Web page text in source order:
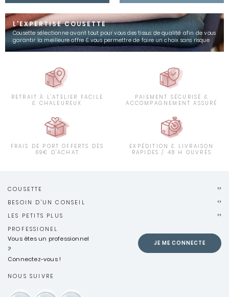
L'EXPERTISE COUSETTE
Cousette sélectionne avant tout pour vous des tissus de qualité afin de vous
garantir la meilleure offre & vous permettre de faire un choix sans risque
RETRAIT À L'ATELIER FACILE
& CHALEUREUX
PAIEMENT SÉCURISÉ &
ACCOMPAGNEMENT ASSURÉ
FRAIS DE PORT OFFERTS DÈS
69€ D'ACHAT
EXPÉDITION & LIVRAISON
RAPIDES / 48 H OUVRÉS
COUSETTE
BESOIN D'UN CONSEIL
LES PETITS PLUS
PROFESSIONEL
Vous êtes un professionnel
?
Connectez-vous !
JE ME CONNECTE
NOUS SUIVRE